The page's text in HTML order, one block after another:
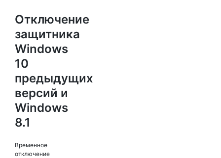
Отключение
защитника
Windows
10
предыдущих
версий и
Windows
8.1
Временное
отключение